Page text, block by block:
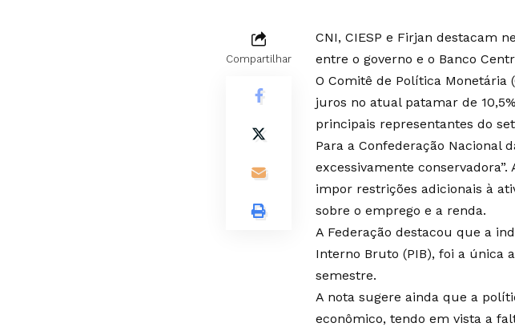
Compartilhar
CNI, CIESP e Firjan destacam
entre o governo e o Banco
O Comitê de Política Monetária
juros no atual patamar de
principais representantes do
Para a Confederação Nacional
excessivamente
impor restrições adicionais à
sobre o emprego e a renda.
A Federação destacou que a
Interno Bruto (PIB), foi a única
semestre.
A nota sugere ainda que a
econômico, tendo em vista a